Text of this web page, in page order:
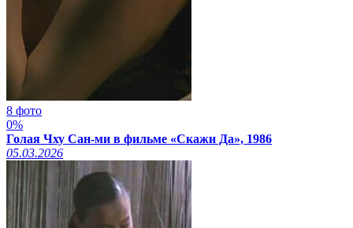
8 фото
0%
Голая Чху Сан-ми в фильме «Скажи Да», 1986
05.03.2026